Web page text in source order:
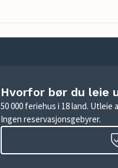
Hvorfor bør du leie
50 000 feriehus i 18 land.
Ingen reservasjonsgebyrer.